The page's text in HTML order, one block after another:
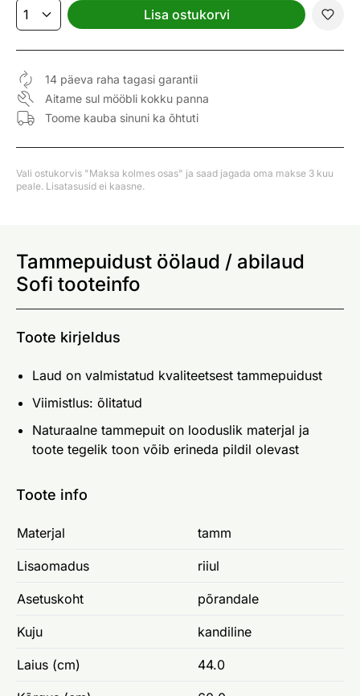
Lisa ostukorvi
14 päeva raha tagasi garantii
Aitame sul mööbli kokku panna
Toome kauba sinuni ka õhtuti
Vali ostukorvis "Maksa kolmes osas" ja saad jagada oma makse 3 kuu
peale. Lisatasusid ei kaasne.
Tammepuidust öölaud / abilaud
Sofi tooteinfo
Toote kirjeldus
Laud on valmistatud kvaliteetsest tammepuidust
Viimistlus: õlitatud
Naturaalne tammepuit on looduslik materjal ja
toote tegelik toon võib erineda pildil olevast
Toote info
Materjal tamm
Lisaomadus riiul
Asetuskoht põrandale
Kuju kandiline
Laius (cm) 44.0